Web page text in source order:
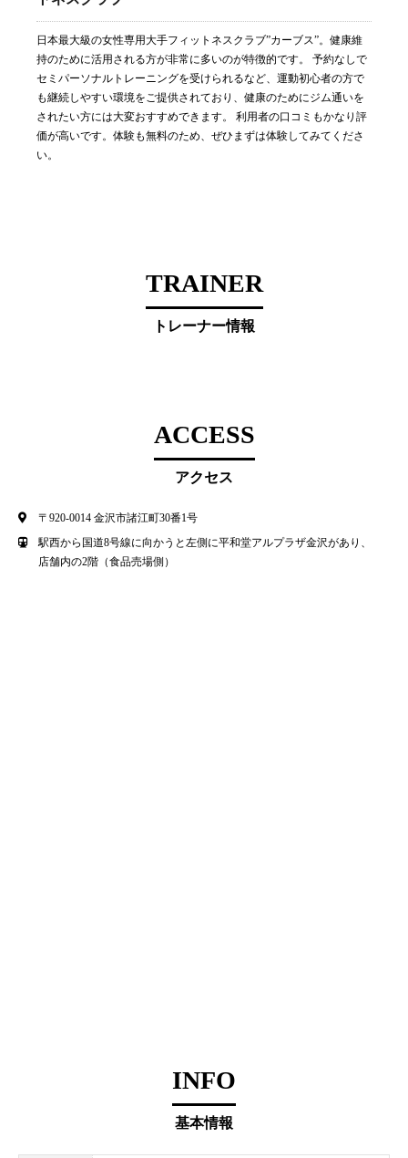
日本最大級の女性専用大手フィットネスクラブ”カーブス”。健康維
持のために活用される方が非常に多いのが特徴的です。 予約なしで
セミパーソナルトレーニングを受けられるなど、運動初心者の方で
も継続しやすい環境をご提供されており、健康のためにジム通いを
されたい方には大変おすすめできます。 利用者の口コミもかなり評
価が高いです。体験も無料のため、ぜひまずは体験してみてくださ
い。
TRAINER
トレーナー情報
ACCESS
アクセス
〒920-0014 金沢市諸江町30番1号
駅西から国道8号線に向かうと左側に平和堂アルプラザ金沢があり、
店舗内の2階（食品売場側）
INFO
基本情報